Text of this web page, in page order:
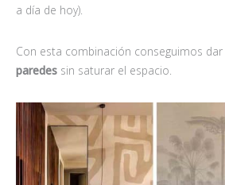
a día de hoy).
Con esta combinación conseguimos dar
paredes sin saturar el espacio.